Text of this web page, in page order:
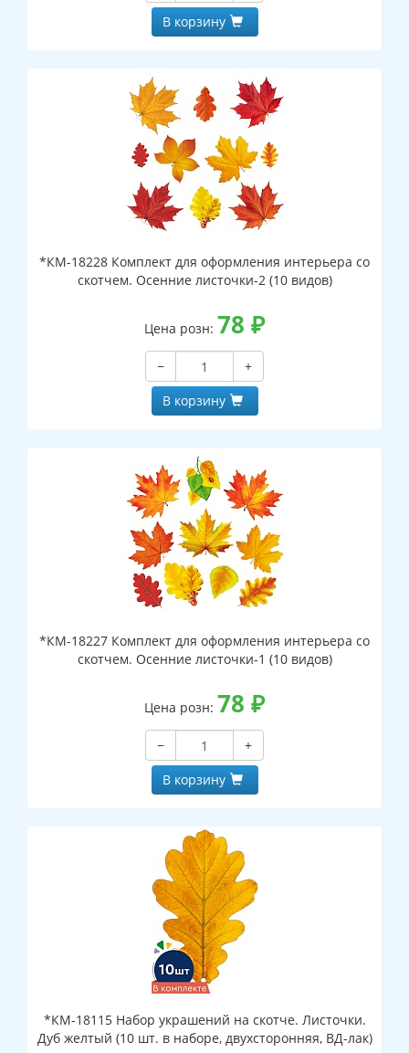
В корзину
*КМ-18228 Комплект для оформления интерьера со
скотчем. Осенние листочки-2 (10 видов)
Цена розн: 78 ₽
−
+
В корзину
*КМ-18227 Комплект для оформления интерьера со
скотчем. Осенние листочки-1 (10 видов)
Цена розн: 78 ₽
−
+
В корзину
*КМ-18115 Набор украшений на скотче. Листочки.
Дуб желтый (10 шт. в наборе, двухсторонняя, ВД-лак)